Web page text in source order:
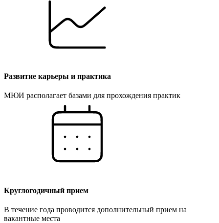
Развитие карьеры и практика
МЮИ располагает базами для прохождения практик
Круглогодичный прием
В течение года проводится дополнительный прием на
вакантные места